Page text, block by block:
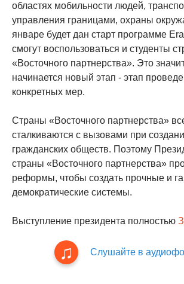
областях мобильности людей,
управления границами, охраны
январе будет дан старт программе
смогут воспользоваться и студенты
«Восточного партнерства». Это
начинается новый этап - этап
конкретных мер.
Страны «Восточного партнерства»
сталкиваются с вызовами при
гражданских обществ. Поэтому
страны «Восточного партнерства»
реформы, чтобы создать прочные и
демократические системы.
Выступление президента полностью
Слушайте в